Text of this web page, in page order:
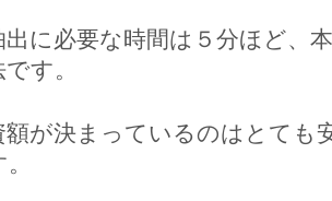
出に必要な時間は５分ほど、
す。
額が決まっているのはとても